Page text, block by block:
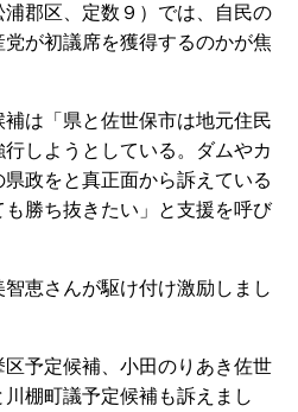
郡区、定数９）では、自民の
が初議席を獲得するのかが焦
は「県と佐世保市は地元住民
しようとしている。ダムやカ
政をと真正面から訴えている
勝ち抜きたい」と支援を呼び
恵さんが駆け付け激励しまし
予定候補、小田のりあき佐世
棚町議予定候補も訴えまし